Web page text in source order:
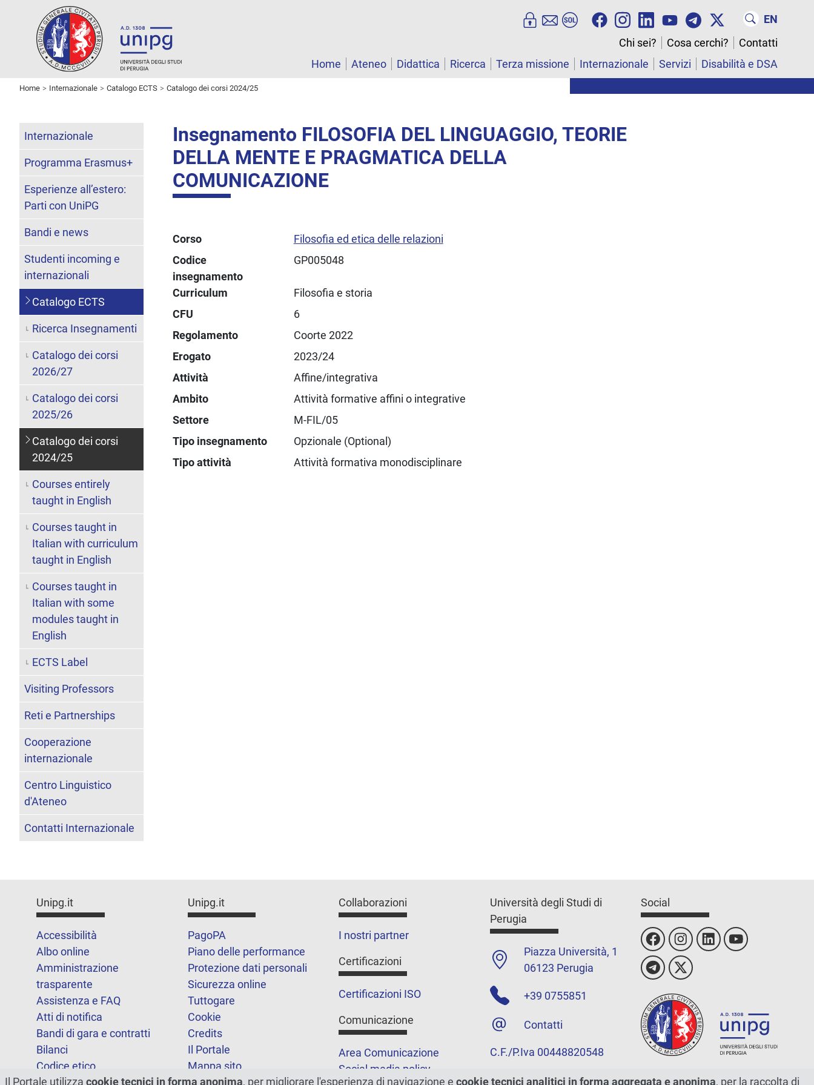
EN
Chi sei?
Cosa cerchi?
Contatti
Home
Ateneo Didattica Ricerca Terza missione Internazionale Servizi Disabilità e DSA
Home Internazionale Catalogo ECTS Catalogo dei corsi 2024/25
Insegnamento FILOSOFIA DEL LINGUAGGIO, TEORIE
DELLA MENTE E PRAGMATICA DELLA
COMUNICAZIONE
Corso
Filosofia ed etica delle relazioni
Codice
insegnamento
GP005048
Curriculum
Filosofia e storia
CFU
6
Regolamento
Coorte 2022
Erogato
2023/24
Attività
Affine/integrativa
Ambito
Attività formative affini o integrative
Settore
M-FIL/05
Tipo insegnamento
Opzionale (Optional)
Tipo attività
Attività formativa monodisciplinare
Internazionale
Programma Erasmus+
Esperienze all’estero:
Parti con UniPG
Bandi e news
Studenti incoming e
internazionali
Catalogo ECTS
Ricerca Insegnamenti
Catalogo dei corsi
2026/27
Catalogo dei corsi
2025/26
Catalogo dei corsi
2024/25
Courses entirely
taught in English
Courses taught in
Italian with curriculum
taught in English
Courses taught in
Italian with some
modules taught in
English
ECTS Label
Visiting Professors
Reti e Partnerships
Cooperazione
internazionale
Centro Linguistico
d'Ateneo
Contatti Internazionale
Unipg.it
Accessibilità
Albo online
Amministrazione
trasparente
Assistenza e FAQ
Atti di notifica
Bandi di gara e contratti
Bilanci
Codice etico
FOIA
Unipg.it
PagoPA
Piano delle performance
Protezione dati personali
Sicurezza online
Tuttogare
Cookie
Credits
Il Portale
Mappa sito
Statistiche
Collaborazioni
I nostri partner
Certificazioni
Certificazioni ISO
Comunicazione
Area Comunicazione
Social media policy
Università degli Studi di
Perugia
Piazza Università, 1
06123 Perugia
+39 0755851
Contatti
C.F./P.Iva 00448820548
Social
Il Portale utilizza cookie tecnici in forma anonima, per migliorare l'esperienza di navigazione e cookie tecnici analitici in forma aggregata e anonima, per la raccolta di